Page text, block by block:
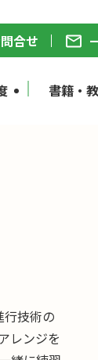
合せ
書籍・
技術の
レンジを